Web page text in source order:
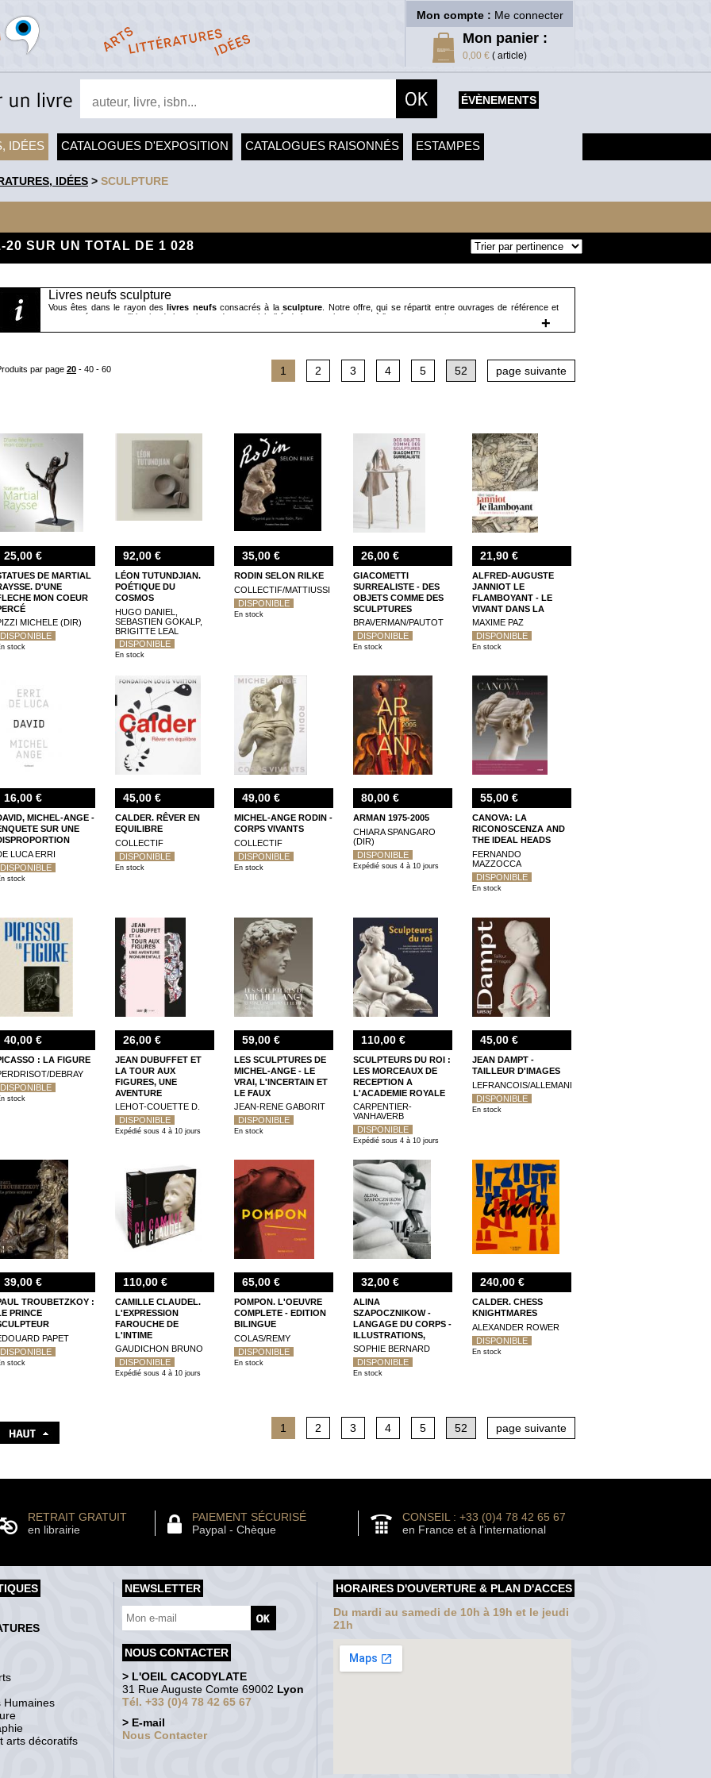
Mon compte : Me connecter
Mon panier :
0,00 € ( article)
ÉVÈNEMENTS
IDÉES CATALOGUES D'EXPOSITION CATALOGUES RAISONNÉS ESTAMPES
IDÉES > SCULPTURE
20 SUR UN TOTAL DE 1 028
Livres neufs sculpture
Vous êtes dans le rayon deslivres neufsconsacrés à lasculpture . Notre offre, qui se répartit entre ouvrages de référence et
nouveautés, couvre l'histoire de la sculpture dans sa globalité, de la statuaire antique à l'art contemporain.
Nous vous proposons d'abord des monographies, dont certaines sont considérées comme des classiques (par exemple
« Giacometti » par Yves Bonnefoy, « Bernin, le sculpteur du baroque romain » par Rudolf Wittkower, et « Henri Gaudier Brzeska »
« Giacometti, Marini, Richier, La figure tourmentée » (musée des Beaux-Arts de Lausanne), ou encore « Renaissance and baroque
bronzes from the hill collection » (Frick collection).
Vous trouverez enfin dans ce rayon des ouvrages techniques comme « Sculpture, méthode et vocabulaire» (Éditions du patrimoine),
+
par page 20 - 40 - 60 1 2 3 4 5 52 page suivante
25,00 €
DE MARTIAL
D'UNE
MON COEUR
MICHELE (DIR)
DISPONIBLE
stock
92,00 €
LÉON TUTUNDJIAN.
POÉTIQUE DU
COSMOS
HUGO DANIEL,
SEBASTIEN GOKALP,
BRIGITTE LEAL
DISPONIBLE
En stock
35,00 €
RODIN SELON RILKE
COLLECTIF/MATTIUSSI
DISPONIBLE
En stock
26,00 €
GIACOMETTI
SURREALISTE - DES
OBJETS COMME DES
SCULPTURES
BRAVERMAN/PAUTOT
DISPONIBLE
En stock
21,90 €
ALFRED-AUGUSTE
JANNIOT LE
FLAMBOYANT - LE
VIVANT DANS LA
SCULPTURE
MAXIME PAZ
DISPONIBLE
En stock
16,00 €
MICHEL-ANGE -
SUR UNE
LUCA ERRI
DISPONIBLE
stock
45,00 €
CALDER. RÊVER EN
EQUILIBRE
COLLECTIF
DISPONIBLE
En stock
49,00 €
MICHEL-ANGE RODIN -
CORPS VIVANTS
COLLECTIF
DISPONIBLE
En stock
80,00 €
ARMAN 1975-2005
CHIARA SPANGARO
(DIR)
DISPONIBLE
Expédié sous 4 à 10 jours
55,00 €
CANOVA: LA
RICONOSCENZA AND
THE IDEAL HEADS
FERNANDO
MAZZOCCA
DISPONIBLE
En stock
40,00 €
: LA FIGURE
DEBRAY
DISPONIBLE
stock
26,00 €
JEAN DUBUFFET ET
LA TOUR AUX
FIGURES, UNE
AVENTURE
MONUMENTALE
LEHOT-COUETTE D.
DISPONIBLE
Expédié sous 4 à 10 jours
59,00 €
LES SCULPTURES DE
MICHEL-ANGE - LE
VRAI, L'INCERTAIN ET
LE FAUX
JEAN-RENE GABORIT
DISPONIBLE
En stock
110,00 €
SCULPTEURS DU ROI :
LES MORCEAUX DE
RECEPTION A
L'ACADEMIE ROYALE
DE PEINTURE ET DE
SCULPTURE (1657-
CARPENTIER-
VANHAVERB
DISPONIBLE
Expédié sous 4 à 10 jours
45,00 €
JEAN DAMPT -
TAILLEUR D'IMAGES
LEFRANCOIS/ALLEMAND
DISPONIBLE
En stock
39,00 €
TROUBETZKOY :
PRINCE
PAPET
DISPONIBLE
stock
110,00 €
CAMILLE CLAUDEL.
L'EXPRESSION
FAROUCHE DE
L'INTIME
GAUDICHON BRUNO
DISPONIBLE
Expédié sous 4 à 10 jours
65,00 €
POMPON. L'OEUVRE
COMPLETE - EDITION
BILINGUE
COLAS/REMY
DISPONIBLE
En stock
32,00 €
ALINA
SZAPOCZNIKOW -
LANGAGE DU CORPS -
ILLUSTRATIONS,
COULEUR
SOPHIE BERNARD
DISPONIBLE
En stock
240,00 €
CALDER. CHESS
KNIGHTMARES
ALEXANDER ROWER
DISPONIBLE
En stock
1 2 3 4 5 52 page suivante
RETRAIT GRATUIT
en librairie
PAIEMENT SÉCURISÉ
Paypal - Chèque
CONSEIL : +33 (0)4 78 42 65 67
en France et à l'international
Humaines
arts décoratifs
NEWSLETTER
NOUS CONTACTER
> L'OEIL CACODYLATE
31 Rue Auguste Comte 69002 Lyon
Tél. +33 (0)4 78 42 65 67
> E-mail
Nous Contacter
HORAIRES D'OUVERTURE & PLAN D'ACCES
Du mardi au samedi de 10h à 19h et le jeudi
21h